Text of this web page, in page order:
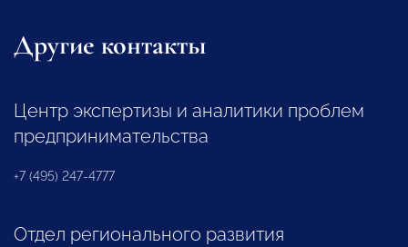
Другие контакты
Центр экспертизы и аналитики проблем
предпринимательства
+7 (495) 247-4777
Отдел регионального развития